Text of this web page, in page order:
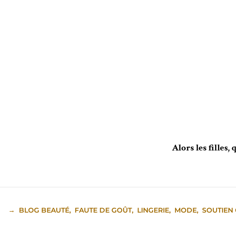
Alors les filles,
→ BLOG BEAUTÉ, FAUTE DE GOÛT, LINGERIE, MODE, SOUTIEN